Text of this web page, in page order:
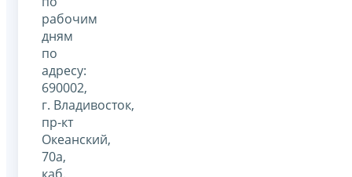
рабочим
дням
по
адресу:
690002,
г. Владивосток,
пр-кт
Океанский,
70а,